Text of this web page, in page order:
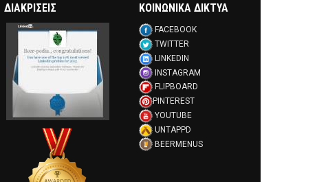
ΔΙΑΚΡΊΣΕΙΣ ΚΟΙΝΩΝΙΚΑ ΔΙΚΤΥΑ
FACEBOOK
TWITTER
LINKEDIN
INSTAGRAM
FLIPBOARD
PINTEREST
YOUTUBE
UNTAPPD
BEERMENUS